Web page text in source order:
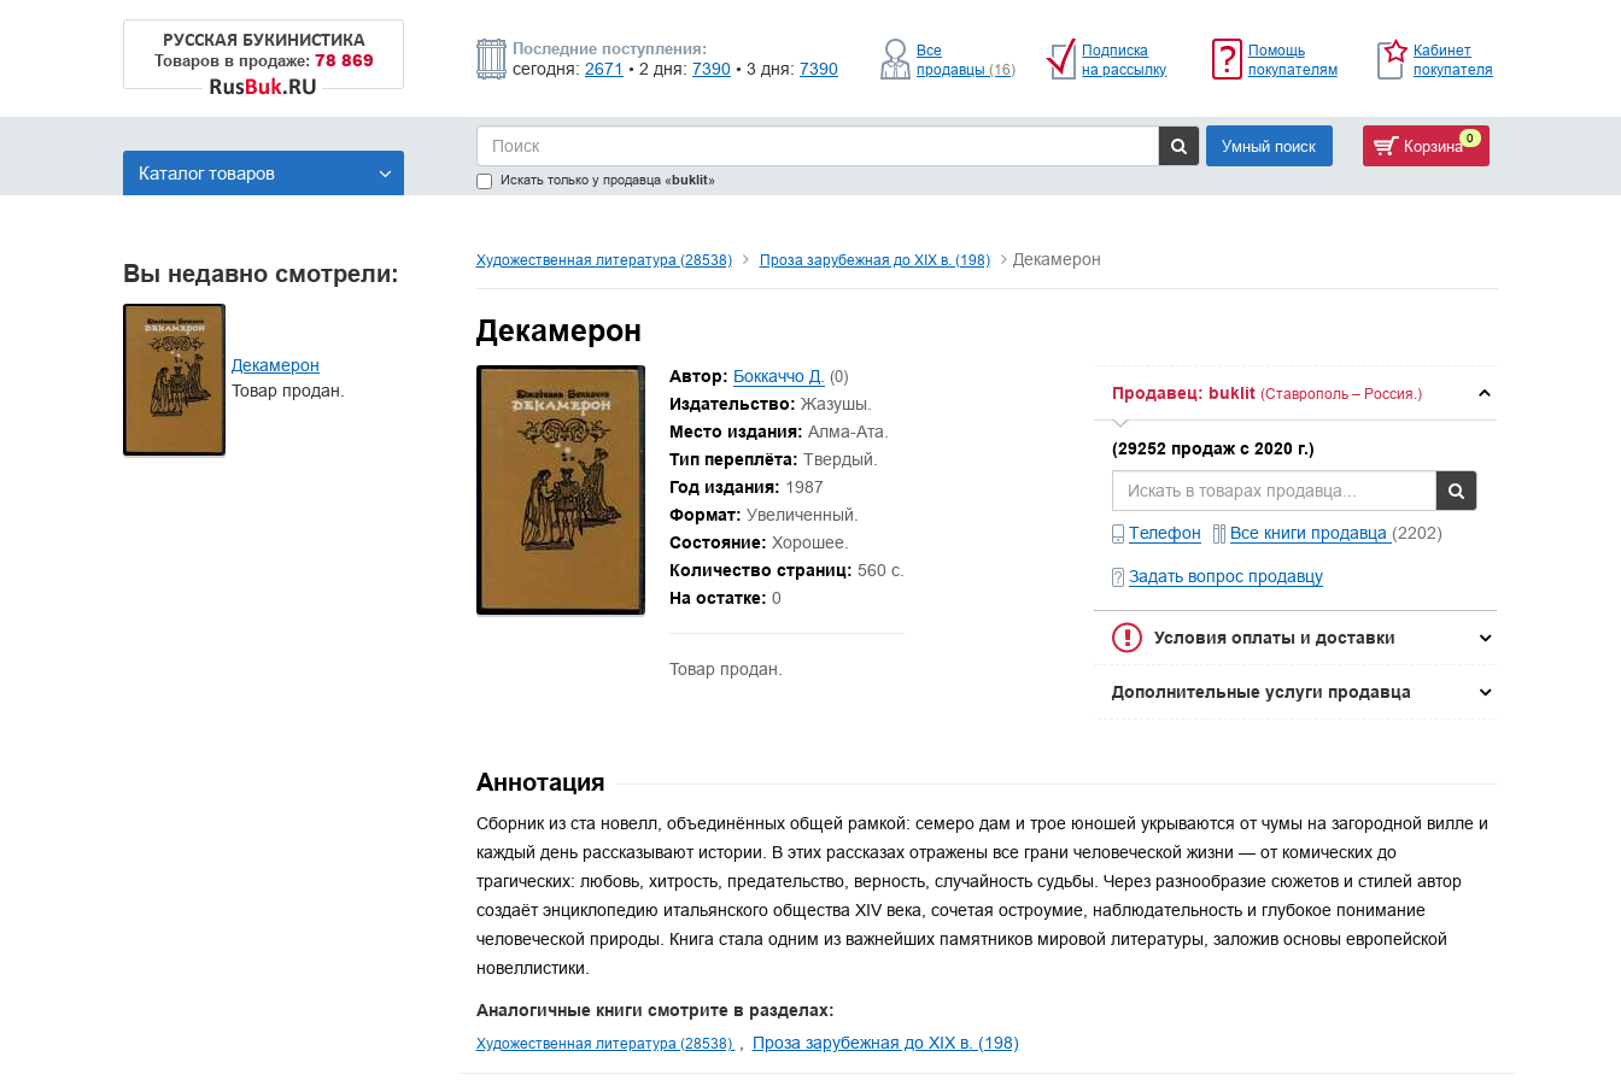
РУССКАЯ БУКИНИСТИКА
Товаров в продаже: 78 869
Последние поступления:
сегодня: 2671 • 2 дня: 7390 • 3 дня: 7390
Все
продавцы (16)
Подписка
на рассылку
Помощь
покупателям
Кабинет
покупателя
Каталог товаров Искать только у продавца «buklit»
Умный поиск Корзина 0
Вы недавно смотрели:
Декамерон
Товар продан.
Художественная литература (28538) Проза зарубежная до XIX в. (198) Декамерон
Декамерон
Автор: Боккаччо Д. (0)
Издательство: Жазушы.
Место издания: Алма-Ата.
Тип переплёта: Твердый.
Год издания: 1987
Формат: Увеличенный.
Состояние: Хорошее.
Количество страниц: 560 с.
На остатке: 0
Товар продан.
Продавец: buklit (Ставрополь – Россия.)
(29252 продаж с 2020 г.)
Телефон Все книги продавца (2202)
Задать вопрос продавцу
Условия оплаты и доставки
Дополнительные услуги продавца
Аннотация
Сборник из ста новелл, объединённых общей рамкой: семеро дам и трое юношей укрываются от чумы на загородной вилле и
каждый день рассказывают истории. В этих рассказах отражены все грани человеческой жизни — от комических до
трагических: любовь, хитрость, предательство, верность, случайность судьбы. Через разнообразие сюжетов и стилей автор
создаёт энциклопедию итальянского общества XIV века, сочетая остроумие, наблюдательность и глубокое понимание
человеческой природы. Книга стала одним из важнейших памятников мировой литературы, заложив основы европейской
новеллистики.
Аналогичные книги смотрите в разделах:
Художественная литература (28538) Проза зарубежная до XIX в. (198)